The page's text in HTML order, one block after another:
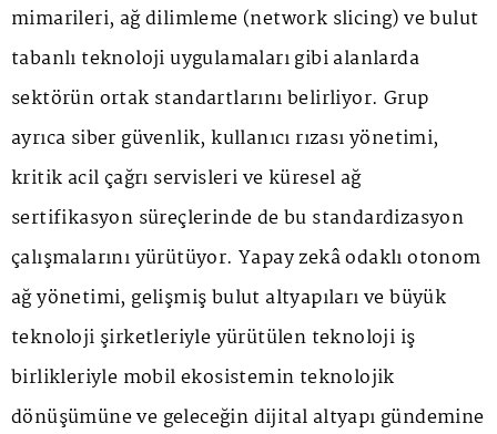
mimarileri, ağ dilimleme (network slicing) ve bulut
tabanlı teknoloji uygulamaları gibi alanlarda
sektörün ortak standartlarını belirliyor. Grup
ayrıca siber güvenlik, kullanıcı rızası yönetimi,
kritik acil çağrı servisleri ve küresel ağ
sertifikasyon süreçlerinde de bu standardizasyon
çalışmalarını yürütüyor. Yapay zekâ odaklı otonom
ağ yönetimi, gelişmiş bulut altyapıları ve büyük
teknoloji şirketleriyle yürütülen teknoloji iş
birlikleriyle mobil ekosistemin teknolojik
dönüşümüne ve geleceğin dijital altyapı gündemine